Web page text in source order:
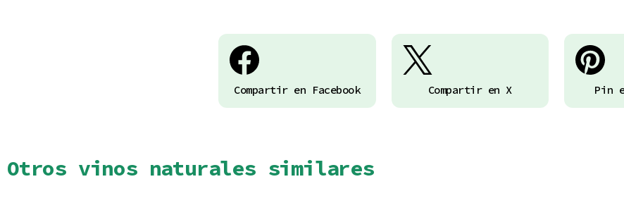
Compartir en Facebook Compartir en X Pin
Otros vinos naturales similares